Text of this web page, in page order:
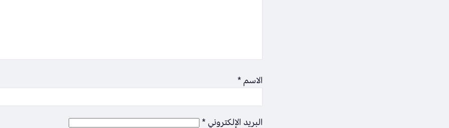
الاسم*
البريد الإلكتروني*